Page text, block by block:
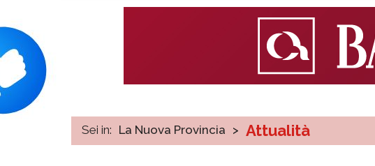
Sei in: La Nuova Provincia > Attualità